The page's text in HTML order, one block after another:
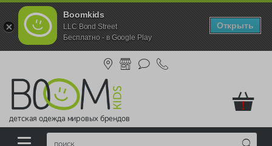
Boomkids
LLC Bond Street
Бесплатно - в Google Play
Открыть
детская одежда мировых брендов
!